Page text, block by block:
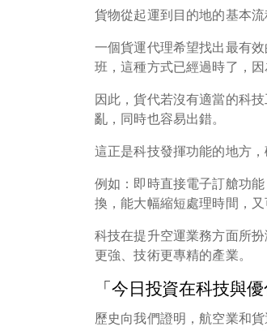
貨物從起運到目的地的基本
一個貨運代理希望找出最有
班，這種方式已經過時了，
因此，貨代若沒有適當的科
亂，同時也容易出錯。
這正是科技發揮功能的地方
例如：即時直接電子訂艙功
換，能大幅縮短處理時間，又
科技在提升空運業務方面所
更強、技術更專精的產業。
「今日投資在科技與
歷史向我們證明，航空業和